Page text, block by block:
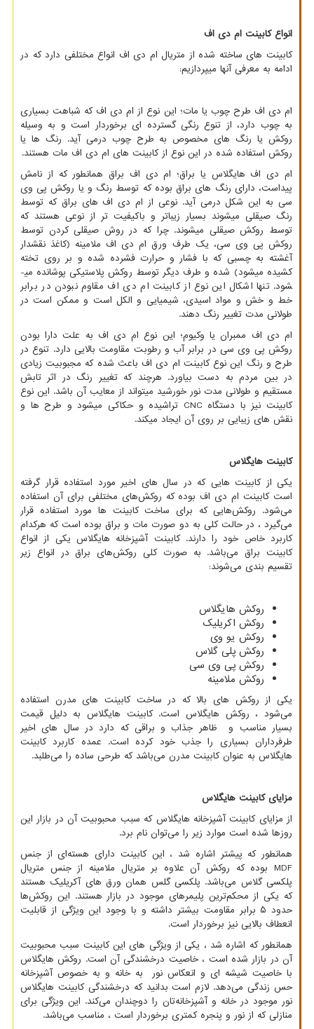
انواع کابینت ام دی اف
کابینت های ساخته شده از متریال ام دی اف انواع مختلفی دارد که در
ادامه به معرفی آنها میپردازیم:
ام دی اف طرح چوب یا مات؛ این نوع از ام دی اف که شباهت بسیاری
به چوب دارد، از تنوع رنگی گسترده ­ای برخوردار است و به وسیله
روکش یا رنگ­ های مخصوص به طرح چوب درمی­ آید. رنگ ­ها یا
روکش استفاده شده در این نوع از کابینت ­های ام دی اف مات هستند.
ام دی اف هایگلاس یا براق؛ ام دی اف براق همانطور که از نامش
پیداست، دارای رنگ ­های براق بوده که توسط رنگ و یا روکش پی وی
سی به این شکل درمی­ آید. نوعی از ام دی اف های براق که توسط
رنگ صیقلی می­شوند بسیار زیباتر و باکیفیت ­تر از نوعی هستند که
توسط روکش صیقلی می­شوند. چرا که در روش صیقلی کردن توسط
روکش پی وی سی، یک طرف ورق ام دی اف ملامینه (کاغذ نقش­دار
آغشته به چسبی که با فشار و حرارت فشرده شده و بر روی تخته
کشیده می­شود) شده و طرف دیگر توسط روکش پلاستیکی پوشانده می­
شود. تنها اشکال این نوع از کابینت ام دی اف مقاوم نبودن در برابر
خط و خش و مواد اسیدی، شیمیایی و الکل است و ممکن است در
طولانی مدت تغییر رنگ دهند.
ام دی اف ممبران یا وکیوم؛ این نوع ام دی اف به علت دارا بودن
روکش پی وی سی در برابر آب و رطوبت مقاومت بالایی دارد. تنوع در
طرح و رنگ این نوع کابینت ام دی اف باعث شده که مجبوبیت زیادی
در بین مردم به دست بیاورد. هرچند که تغییر رنگ در اثر تابش
مستقیم و طولانی مدت نور خورشید می­تواند از معایب آن باشد. این نوع
کابینت نیز با دستگاهCNC تراشیده و حکاکی می­شود و طرح­ ها و
نقش ­های زیبایی بر روی آن ایجاد می­کند.
کابینت هایگلاس
یکی از کابینت‌ هایی که در سال های اخیر مورد استفاده قرار گرفته
است کابینت ام دی اف بوده که روکشهای مختلفی برای آن استفاده
می‌شود. روکشهایی که برای ساخت کابینت‌ ها مورد استفاده قرار
می‌گیرد ، در حالت کلی به دو صورت مات و براق بوده است که هرکدام
کاربرد خاص خود را دارند. کابینت آشپزخانه هایگلاس یکی از انواع
کابینت براق می‌باشد. به صورت کلی روکشهای براق در انواع زیر
تقسیم بندی می‌شوند:
روکش هایگلاس
روکش اکریلیک
روکش یو وی
روکش پلی گلاس
روکش پی وی سی
روکش ملامینه
یکی از روکش های بالا که در ساخت کابینت های مدرن استفاده
می‌شود ، روکش هایگلاس است. کابینت هایگلاس به دلیل قیمت
بسیار مناسب و ظاهر جذاب و براقی که دارد در سال‌ های اخیر
طرفرداران بسیاری را جذب خود کرده است. عمده کاربرد کابینت
هایگلاس به عنوان کابینت مدرن می‌باشد که طرحی ساده را می‌طلبد.
مزایای کابینت هایگلاس
از مزایای کابینت آشپزخانه هایگلاس که سبب محبوبیت آن در بازار این
روزها شده است موارد زیر را میتوان نام برد.
همانطور که پیشتر اشاره شد ، این کابینت دارای هسته‌ای از جنس
MDF بوده که روکش آن علاوه بر متریال ملامینه از جنس متریال
پلکسی گلاس می‌باشد. پلکسی گلس همان ورق ‌های آکریلیک هستند
که یکی از محکم‌ترین پلیمرهای موجود در بازار هستند. این روکش‌ها
حدود ۵ برابر مقاومت بیشتر داشته و با وجود این ویژگی از قابلیت
انعطاف بالایی نیز برخوردار است.
همانطور که اشاره شد ، یکی از ویژگی ‌های این کابینت سبب محبوبیت
آن در بازار شده است ، خاصیت درخشندگی آن است. روکش هایگلاس
با خاصیت شیشه ای و انعکاس نور به خانه و به خصوص آشپزخانه
حس زندگی می‌دهد. لازم است بدانید که درخشندگی کابینت هایگلاس
نور موجود در خانه و آشپزخانهتان را دوچندان میکند. این ویژگی برای
منازلی که از نور و پنجره کمتری برخوردار است ، مناسب می‌باشد.